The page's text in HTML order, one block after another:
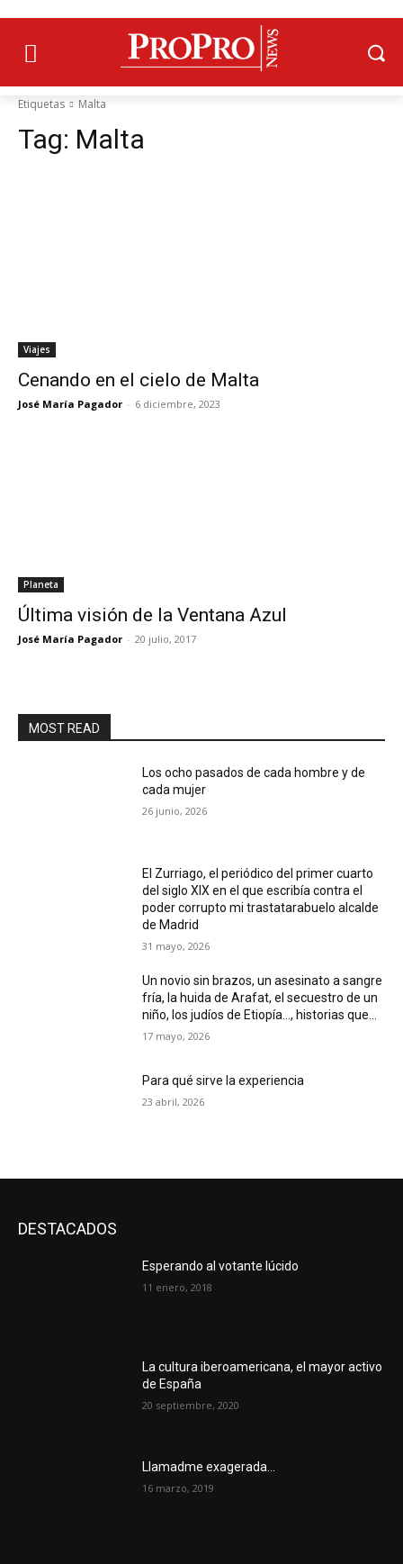
Etiquetas Malta
Tag: Malta
Viajes
Cenando en el cielo de Malta
José María Pagador - 6 diciembre, 2023
Planeta
Última visión de la Ventana Azul
José María Pagador - 20 julio, 2017
MOST READ
Los ocho pasados de cada hombre y de
cada mujer
26 junio, 2026
El Zurriago, el periódico del primer cuarto
del siglo XIX en el que escribía contra el
poder corrupto mi trastatarabuelo alcalde
de Madrid
31 mayo, 2026
Un novio sin brazos, un asesinato a sangre
fría, la huida de Arafat, el secuestro de un
niño, los judíos de Etiopía…, historias que...
17 mayo, 2026
Para qué sirve la experiencia
23 abril, 2026
DESTACADOS
Esperando al votante lúcido
11 enero, 2018
La cultura iberoamericana, el mayor activo
de España
20 septiembre, 2020
Llamadme exagerada…
16 marzo, 2019